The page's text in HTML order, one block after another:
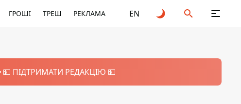
ГРОШІ ТРЕШ РЕКЛАМА EN
💵 ПІДТРИМАТИ РЕДАКЦІЮ 💵